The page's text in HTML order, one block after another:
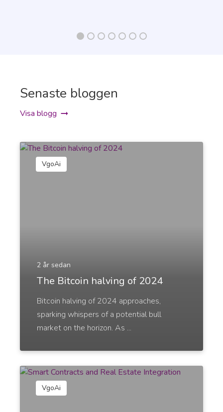
Write a social media post for yourself to be
Social Media Post (Business)
Instagram Hashtags
Proffs
Trending and highly relevant hashtags to help you
get more followers and engagement.
Senaste bloggen
Visa blogg
VgoAi
2 år sedan
The Bitcoin halving of 2024
Bitcoin halving of 2024 approaches,
sparking whispers of a potential bull
market on the horizon. As ...
VgoAi